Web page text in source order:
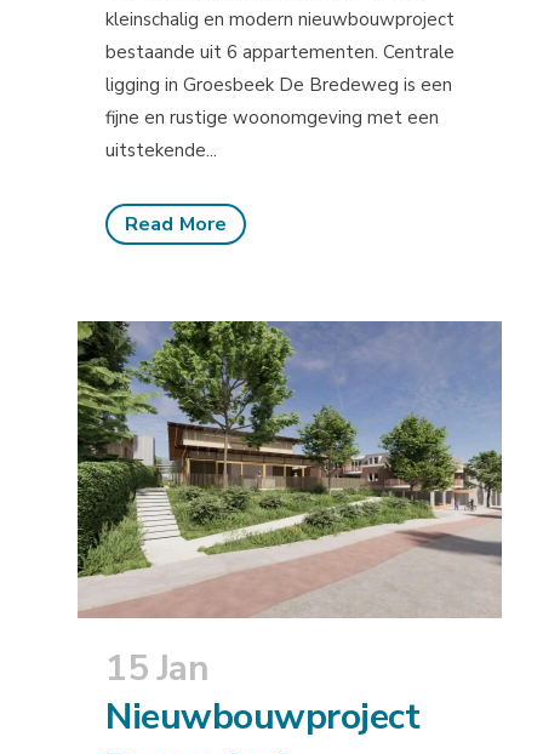
kleinschalig en modern nieuwbouwproject
bestaande uit 6 appartementen. Centrale
ligging in Groesbeek De Bredeweg is een
fijne en rustige woonomgeving met een
uitstekende...
Read More
15 Jan
Nieuwbouwproject